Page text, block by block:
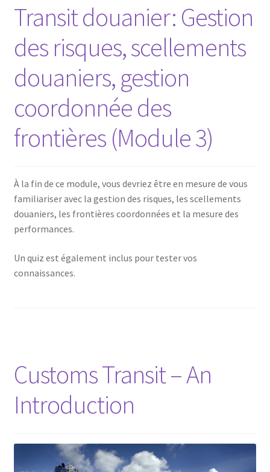
Transit douanier: Gestion
des risques, scellements
douaniers, gestion
coordonnée des
frontières (Module 3)
À la fin de ce module, vous devriez être en mesure de vous
familiariser avec la gestion des risques, les scellements
douaniers, les frontières coordonnées et la mesure des
performances.
Un quiz est également inclus pour tester vos
connaissances.
Customs Transit – An
Introduction